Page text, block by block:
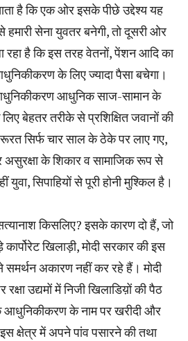
है कि एक ओर इसके पीछे उद्देश्य यह
हमारी सेना युवतर बनेगी, तो दूसरी ओर
रहा है कि इस तरह वेतनों, पेंशन आदि का
के लिए ज्यादा पैसा बचेगा।
आधुनिक साज-सामान के
बेहतर तरीके से प्रशिक्षित जवानों की
सिर्फ चार साल के ठेके पर लाए गए,
असुरक्षा के शिकार व सामाजिक रूप से
सिपाहियों से पूरी होनी मुश्किल है।
किसलिए? इसके कारण दो हैं, जो
खिलाड़ी, मोदी सरकार की इस
अकारण नहीं कर रहे हैं। मोदी
उद्यमों में निजी खिलाडिय़ों की पैठ
आधुनिकीकरण के नाम पर खरीदी और
क्षेत्र में अपने पांव पसारने की तथा